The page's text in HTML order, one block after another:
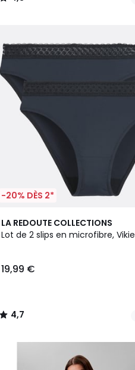
/
-20% DÈS 2*
LA REDOUTE COLLECTIONS
Lot de 2 slips en microfibre, Vikie
19,99 €
4,7
/ 5
3
Couleurs
4,7
/